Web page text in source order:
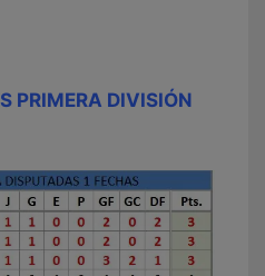
PRIMERA DIVISIÓN